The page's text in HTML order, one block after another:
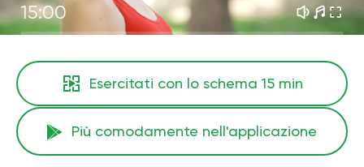
15:00
Esercitati con lo schema 15 min
Più comodamente nell'applicazione